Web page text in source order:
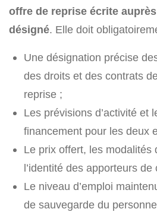
offre de reprise écrite
désigné. Elle doit
Une désignation précise
des droits et des contrats
reprise ;
Les prévisions d’activité et
financement pour les deux
Le prix offert, les modalités
l’identité des apporteurs de
Le niveau d’emploi
de sauvegarde du